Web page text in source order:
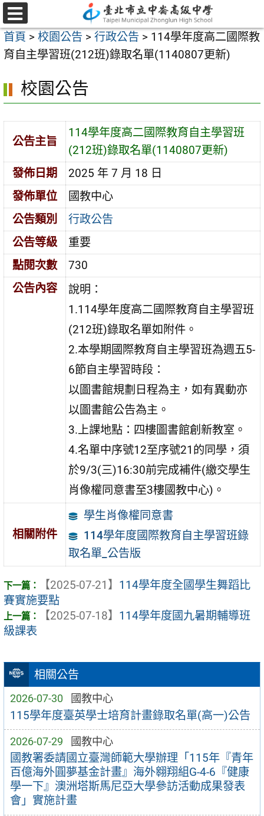
跳
至
主
要
容
選
單
首頁 > 校園公告 > 行政公告 > 114學年度高二國際教
育自主學習班(212班)錄取名單(1140807更新)
相關公告
2026-07-30 國教中心
115學年度臺英學士培育計畫錄取名單(高一)公告
2026-07-29 國教中心
國教署委請國立臺灣師範大學辦理「115年『青年
百億海外圓夢基金計畫』海外翱翔組G-4-6『健康
學一下』澳洲塔斯馬尼亞大學參訪活動成果發表
會」實施計畫
校園公告
公告主旨
114學年度高二國際教育自主學習班
(212班)錄取名單(1140807更新)
發佈日期
2025 年 7 月 18 日
發佈單位
國教中心
公告類別
行政公告
公告等級
重要
點閱次數
730
公告內容
說明：
1.114學年度高二國際教育自主學習班
(212班)錄取名單如附件。
2.本學期國際教育自主學習班為週五5-
6節自主學習時段：
以圖書館規劃日程為主，如有異動亦
以圖書館公告為主。
3.上課地點：四樓圖書館創新教室。
4.名單中序號12至序號21的同學，須
於9/3(三)16:30前完成補件(繳交學生
肖像權同意書至3樓國教中心)。
相關附件
學生肖像權同意書
114學年度國際教育自主學習班錄
取名單_公告版
【2025-07-21】 114學年度全國學生舞蹈比
賽實施要點
【2025-07-18】 114學年度國九暑期輔導班
級課表